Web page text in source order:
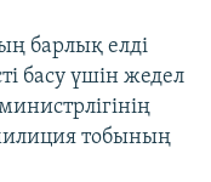
барлық елді
басу үшін жедел
тобының